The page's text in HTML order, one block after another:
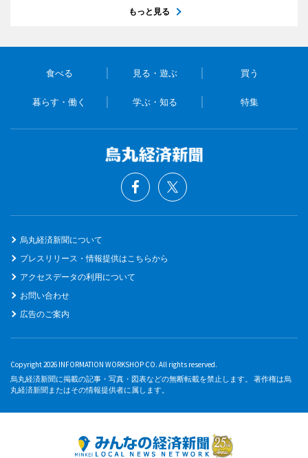
もっと見る
食べる 見る・遊ぶ 買う
暮らす・働く 学ぶ・知る 特集
烏丸経済新聞について
プレスリリース・情報提供はこちらから
アクセスデータの利用について
お問い合わせ
広告のご案内
Copyright 2026 INFORMATION WORKSHOP CO. All rights reserved.
烏丸経済新聞に掲載の記事・写真・図表などの無断転載を禁止します。 著作権は烏
丸経済新聞またはその情報提供者に属します。